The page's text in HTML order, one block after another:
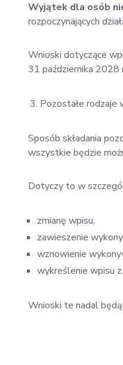
Wyjątek dla osób
rozpoczynających
Wnioski dotyczące
31 października 2028
Pozostałe rodzaje
Sposób składania
wszystkie będzie
Dotyczy to w
zmianę wpisu,
zawieszenie
wznowienie
wykreślenie wpisu z
Wnioski te nadal